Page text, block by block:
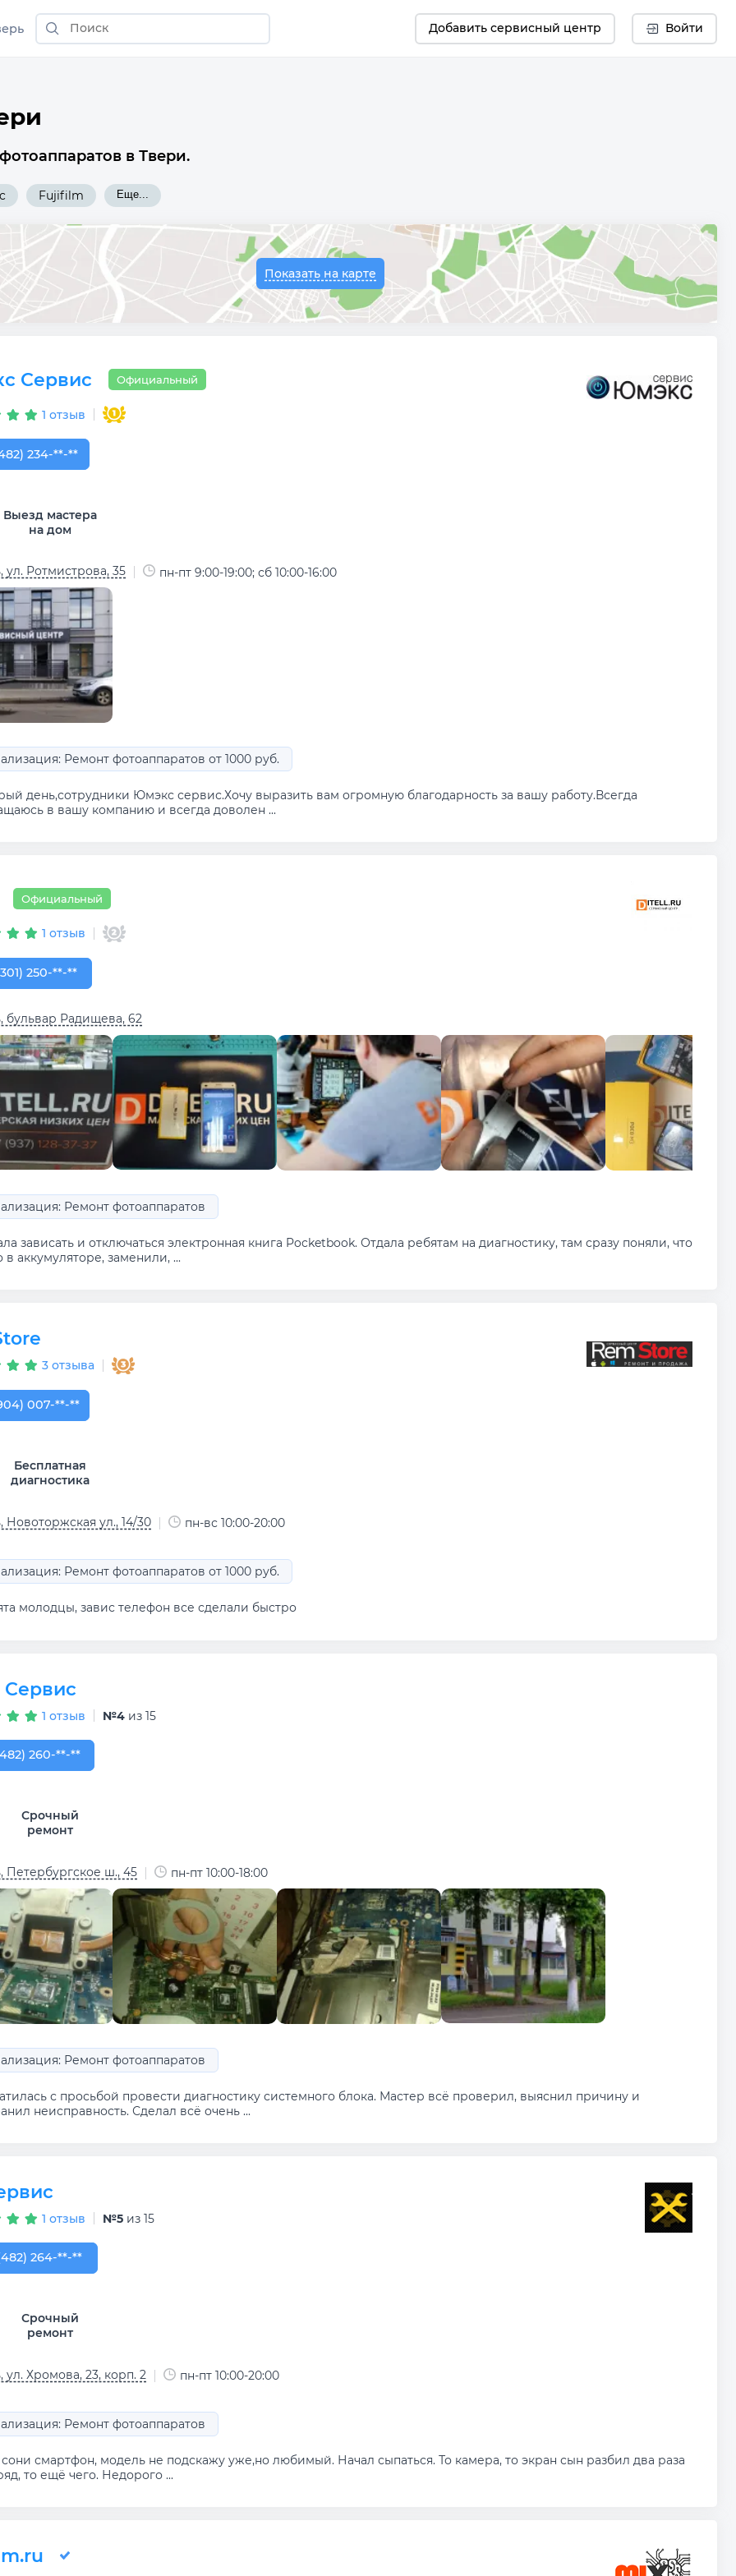
Добавить сервисный центр Войти
в Твери.
Fujifilm Еще...
Показать на карте
Сервис Официальный
1 отзыв
234-13-22
234-**-**
Выезд мастера
на дом
ул. Ротмистрова, 35 пн-пт 9:00-19:00; сб 10:00-16:00
Ремонт фотоаппаратов от 1000 руб.
день,сотрудники Юмэкс сервис.Хочу выразить вам огромную благодарность за вашу работу.Всегда
в вашу компанию и всегда доволен ...
Официальный
1 отзыв
250-00-32
250-**-**
бульвар Радищева, 62
Ремонт фотоаппаратов
зависать и отключаться электронная книга Pocketbook. Отдала ребятам на диагностику, там сразу поняли, что
в аккумуляторе, заменили, ...
3 отзыва
007-41-11
007-**-**
Бесплатная
диагностика
Новоторжская ул., 14/30 пн-вс 10:00-20:00
Ремонт фотоаппаратов от 1000 руб.
молодцы, завис телефон все сделали быстро
Сервис
1 отзыв №4 из 15
260-05-53
260-**-**
Срочный
ремонт
Петербургское ш., 45 пн-пт 10:00-18:00
Ремонт фотоаппаратов
с просьбой провести диагностику системного блока. Мастер всё проверил, выяснил причину и
неисправность. Сделал всё очень ...
1 отзыв №5 из 15
264-84-84
264-**-**
Срочный
ремонт
ул. Хромова, 23, корп. 2 пн-пт 10:00-20:00
Ремонт фотоаппаратов
смартфон, модель не подскажу уже,но любимый. Начал сыпаться. То камера, то экран сын разбил два раза
то ещё чего. Недорого ...